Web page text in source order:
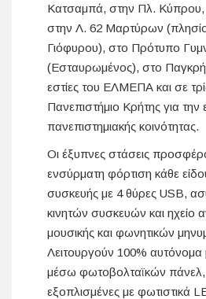
Κατσαμπά, στην Πλ. Κύπρου,
στην Λ. 62 Μαρτύρων
Γιόφυρου), στο Πρότυπο
(Εσταυρωμένος), στο
εστίες του ΕΛΜΕΠΑ και σε
Πανεπιστήμιο Κρήτης για
πανεπιστημιακής κοινότητας.
Οι έξυπνες στάσεις
ενσύρματη φόρτιση κάθε
συσκευής με 4 θύρες USB,
κινητών συσκευών και
μουσικής και φωνητικών
Λειτουργούν 100% αυτόνομα
μέσω φωτοβολταϊκών πάνελ,
εξοπλισμένες με φωτιστικά